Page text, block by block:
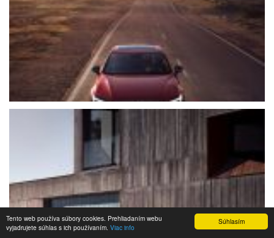
Súhlasím
Tento web používa súbory cookies. Prehliadaním webu
vyjadrujete súhlas s ich používaním. Viac info